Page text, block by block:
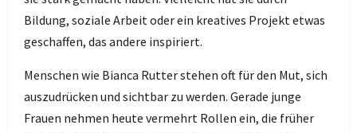
Bildung, soziale Arbeit oder ein kreatives Projekt etwas
geschaffen, das andere inspiriert.
Menschen wie Bianca Rutter stehen oft für den Mut, sich
auszudrücken und sichtbar zu werden. Gerade junge
Frauen nehmen heute vermehrt Rollen ein, die früher